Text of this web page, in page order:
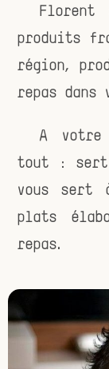
– Florent
produits
région,
repas dans
– A votre
tout : sert
vous sert
plats
repas.